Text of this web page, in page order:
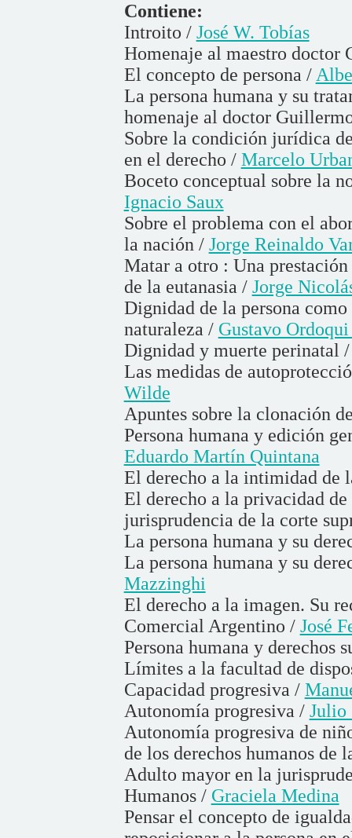
Contiene:
Introito / José W. Tobías
Homenaje al maestro
El concepto de persona /
La persona humana y su
homenaje al doctor
Sobre la condición jurídica
en el derecho / Marcelo
Boceto conceptual sobre la
Ignacio Saux
Sobre el problema con el
la nación / Jorge Reinaldo
Matar a otro : Una
de la eutanasia / Jorge
Dignidad de la persona
naturaleza / Gustavo
Dignidad y muerte perinatal
Las medidas de
Wilde
Apuntes sobre la clonación
Persona humana y edición
Eduardo Martín Quintana
El derecho a la intimidad de
El derecho a la privacidad
jurisprudencia de la corte
La persona humana y su
La persona humana y su
Mazzinghi
El derecho a la imagen. Su
Comercial Argentino / José
Persona humana y derechos
Límites a la facultad de
Capacidad progresiva /
Autonomía progresiva / Julio
Autonomía progresiva de
de los derechos humanos de
Adulto mayor en la
Humanos / Graciela Medina
Pensar el concepto de